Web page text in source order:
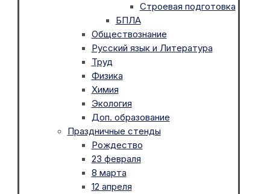
Строевая подготовка
БПЛА
Обществознание
Русский язык и Литература
Труд
Физика
Химия
Экология
Доп. образование
Праздничные стенды
Рождество
23 февраля
8 марта
12 апреля